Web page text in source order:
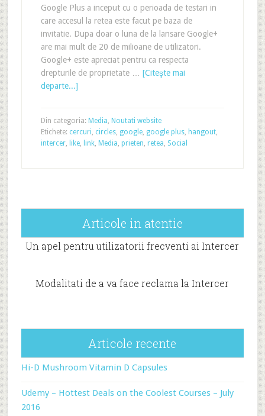
Google Plus a inceput cu o perioada de testari in
care accesul la retea este facut pe baza de
invitatie. Dupa doar o luna de la lansare Google+
are mai mult de 20 de milioane de utilizatori.
Google+ este apreciat pentru ca respecta
drepturile de proprietate … [Citeşte mai
departe...]
Din categoria: Media, Noutati website
Etichete: cercuri, circles, google, google plus, hangout,
intercer, like, link, Media, prieten, retea, Social
Articole in atentie
Un apel pentru utilizatorii frecventi ai Intercer
Modalitati de a va face reclama la Intercer
Articole recente
Hi-D Mushroom Vitamin D Capsules
Udemy – Hottest Deals on the Coolest Courses – July
2016